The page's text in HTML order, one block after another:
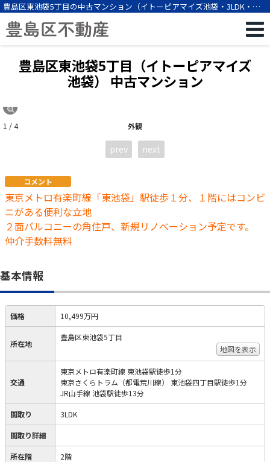
豊島区東池袋5丁目の中古マンション（イトーピアマイズ池袋・3LDK・東
池袋駅徒歩1分）[12431]
豊島区東池袋5丁目（イトーピアマイズ
池袋） 中古マンション
外観
1 / 4
prev next
コメント
東京メトロ有楽町線「東池袋」駅徒歩１分、１階にはコンビ
ニがある便利な立地
２面バルコニーの角住戸、新規リノベーション予定です。
仲介手数料無料
基本情報
価格 10,499万円
所在地
豊島区東池袋5丁目
地図を表示
交通
東京メトロ有楽町線 東池袋駅徒歩1分
東京さくらトラム（都電荒川線） 東池袋四丁目駅徒歩1分
JR山手線 池袋駅徒歩13分
間取り 3LDK
間取り詳細
所在階 2階